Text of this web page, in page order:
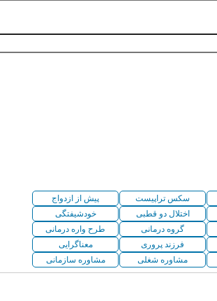
سکس تراپیست
پیش از ازدواج
اختلال دو قطبی
خودشیفتگی
گروه درمانی
طرح واره درمانی
فرزند پروری
معناگرایی
مشاوره شغلی مشاوره سازمانی